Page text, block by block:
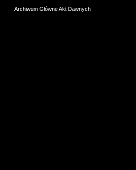
Archiwum Główne Akt Dawnych